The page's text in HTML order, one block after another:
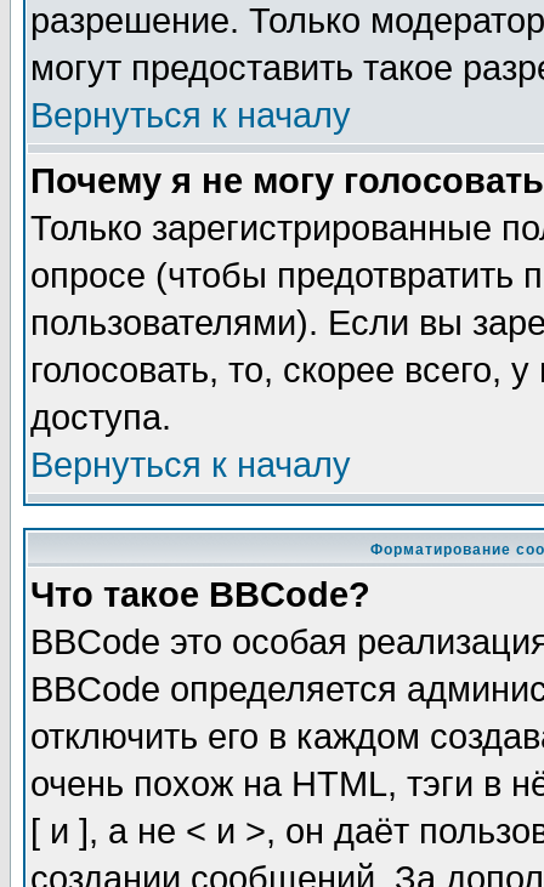
разрешение. Только
могут предоставить такое
Вернуться к началу
Почему я не могу
Только зарегистрированные
опросе (чтобы предотвратить
пользователями). Если вы
голосовать, то, скорее всего,
доступа.
Вернуться к началу
Форматирование
Что такое BBCode?
BBCode это особая
BBCode определяется
отключить его в каждом
очень похож на HTML, тэги в
[ и ], а не < и >, он даёт
создании сообщений. За